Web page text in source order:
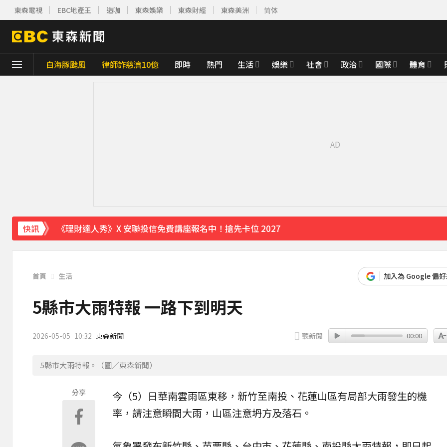
東森電視 EBC地產王 造咖 東森娛樂 東森財經 東森美洲 简体
白海豚颱風 律師詐慈濟10億 即時 熱門 生活 娛樂 社會 政治 國際 體育
快訊
《理財達人秀》X 安聯投信免費講座報名中！搶先卡位 2027
首頁 生活 加入為 Google 偏
5縣市大雨特報 一路下到明天
2026-05-05 10:32 東森新聞 聽新聞 00:00
5縣市大雨特報。（圖／東森新聞）
分享
今（5）日華南雲雨區東移，新竹至南投、花蓮山區有局部大雨發生的機
率，請注意瞬間大雨，山區注意坍方及落石。